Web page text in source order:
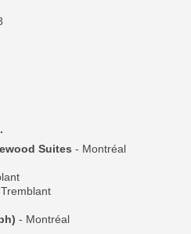
Suites - Montréal
- Montréal